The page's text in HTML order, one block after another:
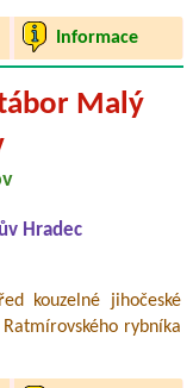
Informace
Malý
Hradec
kouzelné jihočeské
rybníka